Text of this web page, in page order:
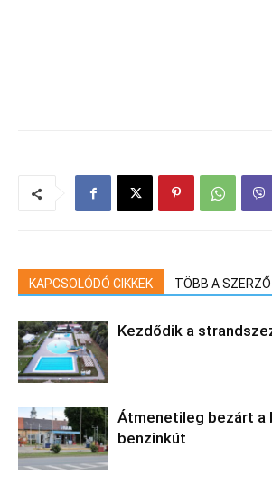
KAPCSOLÓDÓ CIKKEK TÖBB A
Kezdődik a
Átmenetileg bezárt a
benzinkút